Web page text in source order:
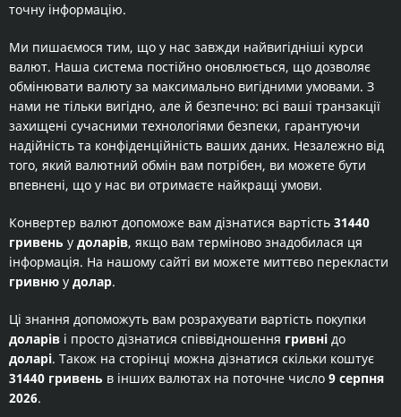
точну інформацію.
Ми пишаємося тим, що у нас завжди найвигідніші курси
валют. Наша система постійно оновлюється, що дозволяє
обмінювати валюту за максимально вигідними умовами. З
нами не тільки вигідно, але й безпечно: всі ваші транзакції
захищені сучасними технологіями безпеки, гарантуючи
надійність та конфіденційність ваших даних. Незалежно від
того, який валютний обмін вам потрібен, ви можете бути
впевнені, що у нас ви отримаєте найкращі умови.
Конвертер валют допоможе вам дізнатися вартість 31440
гривень у доларів, якщо вам терміново знадобилася ця
інформація. На нашому сайті ви можете миттєво перекласти
гривню у долар.
Ці знання допоможуть вам розрахувати вартість покупки
доларів і просто дізнатися співвідношення гривні до
доларі. Також на сторінці можна дізнатися скільки коштує
31440 гривень в інших валютах на поточне число 9 серпня
2026.